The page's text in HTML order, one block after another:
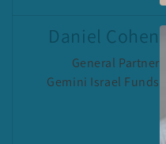
Daniel Cohen
General Partner
Gemini Israel Funds